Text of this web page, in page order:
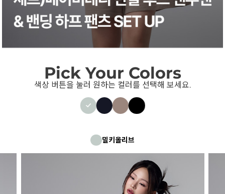
Pick Your Colors
색상 버튼을 눌러 원하는 컬러를 선택해 보세요.
밀키올리브